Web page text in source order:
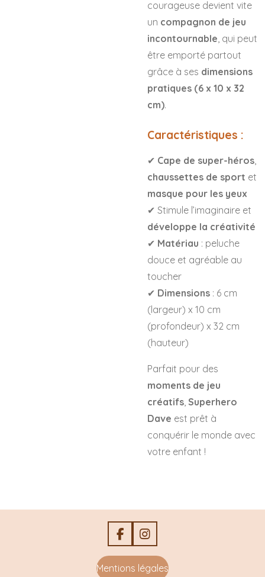
courageuse devient vite
un compagnon de jeu
incontournable, qui peut
être emporté partout
grâce à ses dimensions
pratiques (6 x 10 x 32
cm).
Caractéristiques :
✔ Cape de super-héros,
chaussettes de sport et
masque pour les yeux
✔ Stimule l’imaginaire et
développe la créativité
✔ Matériau : peluche
douce et agréable au
toucher
✔ Dimensions : 6 cm
(largeur) x 10 cm
(profondeur) x 32 cm
(hauteur)
Parfait pour des
moments de jeu
créatifs, Superhero
Dave est prêt à
conquérir le monde avec
votre enfant !
F
a
e
I
n
t
Mentions légales